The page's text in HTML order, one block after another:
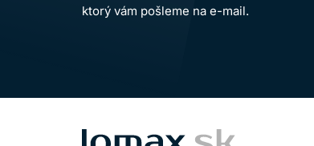
ktorý vám pošleme na e-mail.
LOMAX